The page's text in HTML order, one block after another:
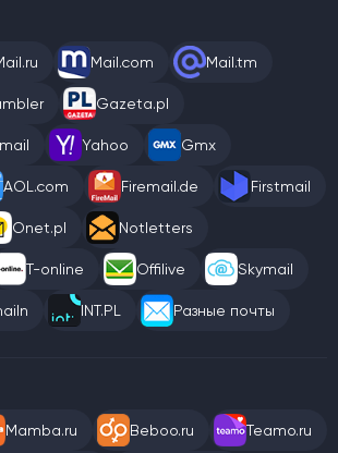
Mail.com Mail.tm
Gazeta.pl
Yahoo Gmx
AOL.com Firemail.de Firstmail
Onet.pl Notletters
T-online Offilive Skymail
INT.PL Разные почты
Mamba.ru Beboo.ru Teamo.ru